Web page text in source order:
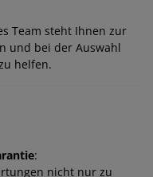
Team steht Ihnen zur
und bei der Auswahl
helfen.
:
nicht nur zu